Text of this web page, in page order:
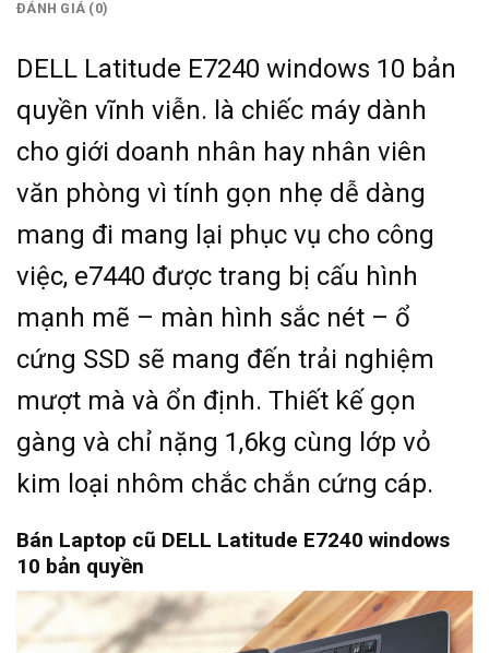
ĐÁNH GIÁ (0)
DELL Latitude E7240 windows 10 bản
quyền vĩnh viễn. là chiếc máy dành
cho giới doanh nhân hay nhân viên
văn phòng vì tính gọn nhẹ dễ dàng
mang đi mang lại phục vụ cho công
việc, e7440 được trang bị cấu hình
mạnh mẽ – màn hình sắc nét – ổ
cứng SSD sẽ mang đến trải nghiệm
mượt mà và ổn định. Thiết kế gọn
gàng và chỉ nặng 1,6kg cùng lớp vỏ
kim loại nhôm chắc chắn cứng cáp.
Bán Laptop cũ DELL Latitude E7240 windows
10 bản quyền